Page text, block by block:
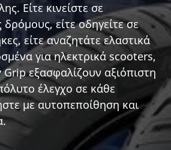
Είτε κινείστε σε
είτε οδηγείτε σε
είτε αναζητάτε ελαστικά
για ηλεκτρικά scooters,
εξασφαλίζουν αξιόπιστη
έλεγχο σε κάθε
με αυτοπεποίθηση και